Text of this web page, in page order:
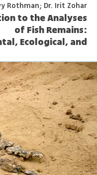
Rothman; Dr. Irit Zohar
to the Analyses
of Fish Remains:
Ecological, and